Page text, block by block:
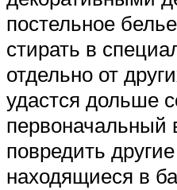
постельное
стирать в
отдельно от
удастся дольше
первоначальный
повредить
находящиеся в